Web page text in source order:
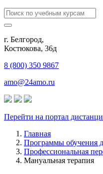
г. Белгород,
Костюкова, 36д
8 (800) 350 9867
amo@24amo.ru
Перейти на портал
Главная
Программы обучения
Профессиональная
Мануальная терапия